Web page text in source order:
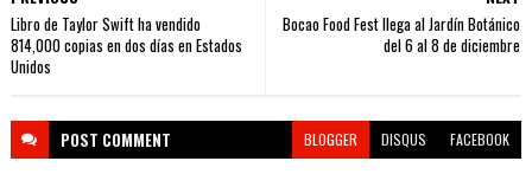
Bocao Food Fest llega al Jardín Botánico
del 6 al 8 de diciembre
Libro de Taylor Swift ha vendido
814,000 copias en dos días en Estados
Unidos
POST COMMENT BLOGGER DISQUS FACEBOOK